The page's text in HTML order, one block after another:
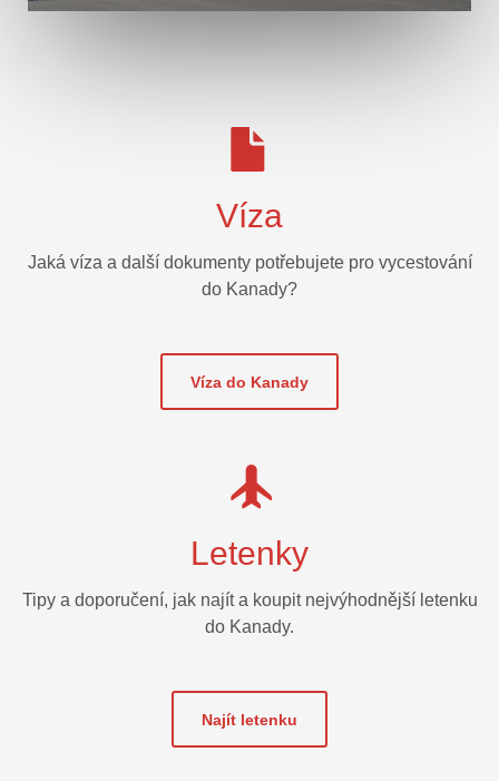
Víza
Jaká víza a další dokumenty potřebujete pro vycestování
do Kanady?
Víza do Kanady
Letenky
Tipy a doporučení, jak najít a koupit nejvýhodnější letenku
do Kanady.
Najít letenku